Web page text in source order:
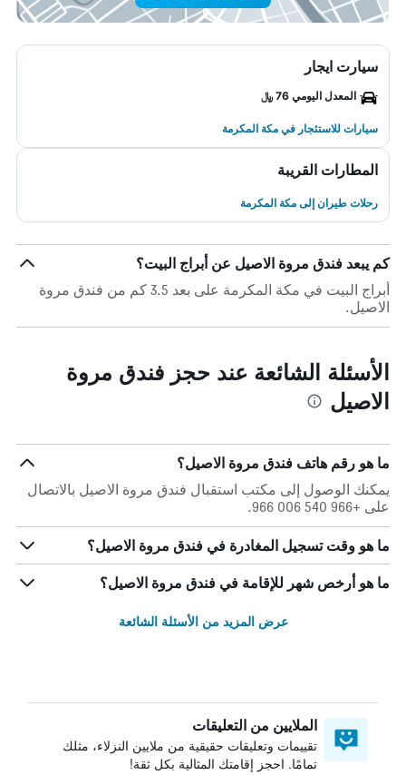
سيارت ايجار
المعدل اليومي 76 ﷼
سيارات للاستئجار في مكة المكرمة
المطارات القريبة
رحلات طيران إلى مكة المكرمة
كم يبعد فندق مروة الاصيل عن أبراج البيت؟
أبراج البيت في مكة المكرمة على بعد 3.5 كم من فندق مروة
الاصيل.
الأسئلة الشائعة عند حجز فندق مروة
الاصيل
ما هو رقم هاتف فندق مروة الاصيل؟
يمكنك الوصول إلى مكتب استقبال فندق مروة الاصيل بالاتصال
على +966 540 006 966.
ما هو وقت تسجيل المغادرة في فندق مروة الاصيل؟
ما هو أرخص شهر للإقامة في فندق مروة الاصيل؟
عرض المزيد من الأسئلة الشائعة
الملايين من التعليقات
تقييمات وتعليقات حقيقية من ملايين النزلاء، مثلك
تمامًا. احجز إقامتك المثالية بكل ثقة!